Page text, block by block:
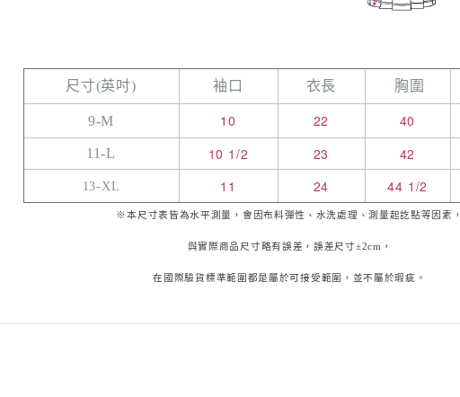
尺寸(英吋) 袖口 衣長 胸圍
9-M 10 22 40
11-L 10 1/2 23 42
13-XL 11 24 44 1/2
※本尺寸表皆為水平測量，會因布料彈性、水洗處理、測量起訖點等因素，
與實際商品尺寸略有誤差，誤差尺寸±2cm，
在國際驗貨標準範圍都是屬於可接受範圍，並不屬於瑕疵。